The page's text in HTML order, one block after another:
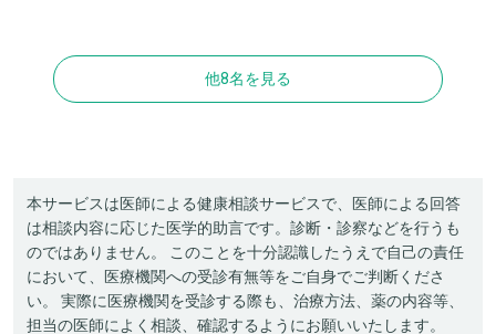
他8名を見る
本サービスは医師による健康相談サービスで、医師による回答
は相談内容に応じた医学的助言です。診断・診察などを行うも
のではありません。 このことを十分認識したうえで自己の責任
において、医療機関への受診有無等をご自身でご判断くださ
い。 実際に医療機関を受診する際も、治療方法、薬の内容等、
担当の医師によく相談、確認するようにお願いいたします。